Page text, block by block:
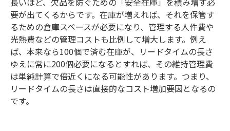
要が出てくるからです。在庫が増えれば、それを保管す
るための倉庫スペースが必要になり、管理する人件費や
光熱費などの管理コストも比例して増大します。例え
ば、本来なら100個で済む在庫が、リードタイムの長さ
ゆえに常に200個必要になるとすれば、その維持管理費
は単純計算で倍近くになる可能性があります。つまり、
リードタイムの長さは直接的なコスト増加要因となるの
です。